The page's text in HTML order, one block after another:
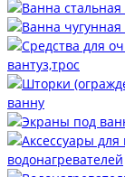
вантуз,трос
ванну
водонагревателей